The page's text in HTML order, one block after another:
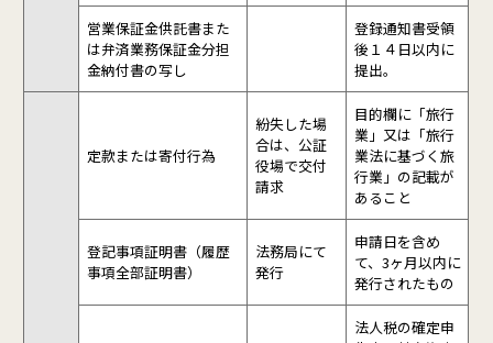
営業保証金供託書また
は弁済業務保証金分担
金納付書の写し
登録通知書受領
後１４日以内に
提出。
定款または寄付行為
紛失した場
合は、公証
役場で交付
請求
目的欄に「旅行
業」又は「旅行
業法に基づく旅
行業」の記載が
あること
登記事項証明書（履歴
事項全部証明書）
法務局にて
発行
申請日を含め
て、3ヶ月以内に
発行されたもの
法人税の確定申